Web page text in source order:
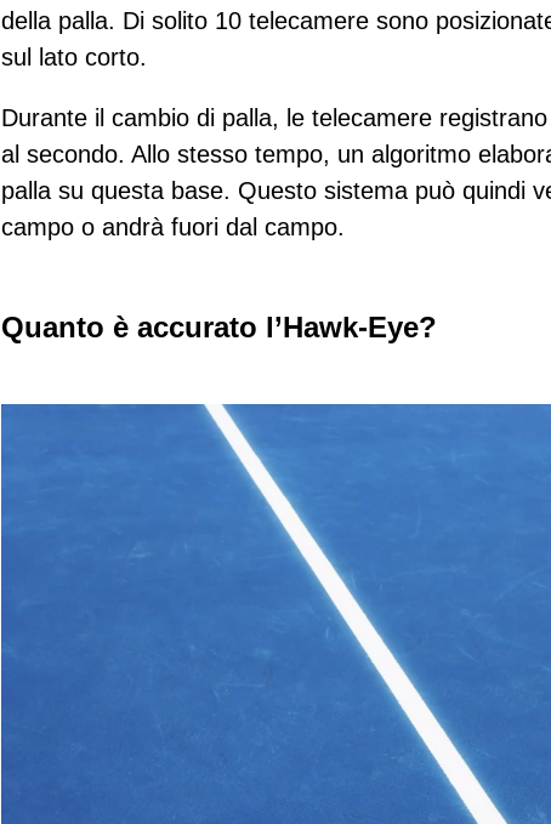
della palla. Di solito 10 telecamere sono
sul lato corto.
Durante il cambio di palla, le telecamere
al secondo. Allo stesso tempo, un algoritmo
palla su questa base. Questo sistema può quindi
campo o andrà fuori dal campo.
Quanto è accurato l’Hawk-Eye?